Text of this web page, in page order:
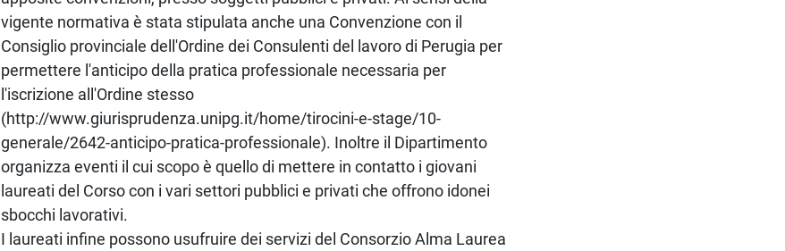
vigente normativa è stata stipulata anche una Convenzione con il
Consiglio provinciale dell'Ordine dei Consulenti del lavoro di Perugia per
permettere l'anticipo della pratica professionale necessaria per
l'iscrizione all'Ordine stesso
(http://www.giurisprudenza.unipg.it/home/tirocini-e-stage/10-
generale/2642-anticipo-pratica-professionale). Inoltre il Dipartimento
organizza eventi il cui scopo è quello di mettere in contatto i giovani
laureati del Corso con i vari settori pubblici e privati che offrono idonei
sbocchi lavorativi.
I laureati infine possono usufruire dei servizi del Consorzio Alma Laurea